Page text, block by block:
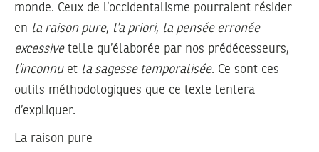
monde. Ceux de l’occidentalisme pourraient résider
en la raison pure, l’a priori, la pensée erronée
excessivetelle qu’élaborée par nos prédécesseurs,
l’inconnuet la sagesse temporalisée. Ce sont ces
outils méthodologiques que ce texte tentera
d’expliquer.
La raison pure